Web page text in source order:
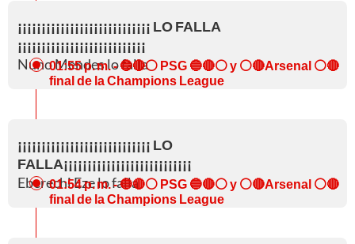
¡¡¡¡¡¡¡¡¡¡¡¡¡¡¡¡¡¡¡¡¡¡¡¡¡¡¡¡ LO FALLA
¡¡¡¡¡¡¡¡¡¡¡¡¡¡¡¡¡¡¡¡¡¡¡¡¡¡¡
Nuno Mendes lo falla
01:55 p. m.- 🔵🔴⚪ PSG 🔵🔴⚪ y ⚪🔴Arsenal ⚪🔴
final de la Champions League
¡¡¡¡¡¡¡¡¡¡¡¡¡¡¡¡¡¡¡¡¡¡¡¡¡¡¡¡ LO
FALLA¡¡¡¡¡¡¡¡¡¡¡¡¡¡¡¡¡¡¡¡¡¡¡¡¡¡¡
Eberechi Eze lo falla
01:54 p. m.- 🔵🔴⚪ PSG 🔵🔴⚪ y ⚪🔴Arsenal ⚪🔴
final de la Champions League